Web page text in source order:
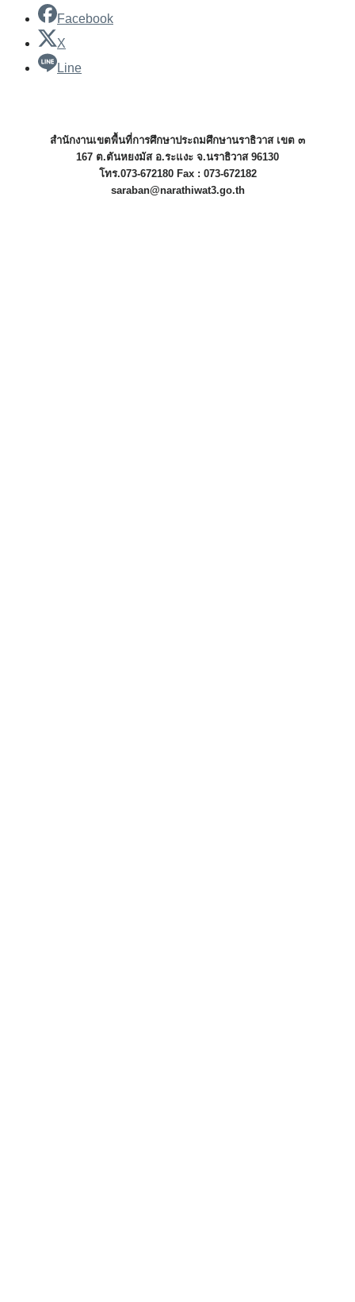
Facebook
X
Line
สำนักงานเขตพื้นที่การศึกษาประถมศึกษานราธิวาส เขต ๓
167 ต.ตันหยงมัส อ.ระแงะ จ.นราธิวาส 96130
โทร.073-672180 Fax : 073-672182
saraban@narathiwat3.go.th